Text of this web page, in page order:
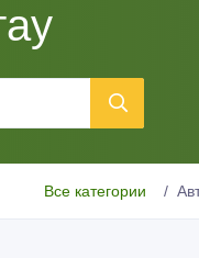
Все категории